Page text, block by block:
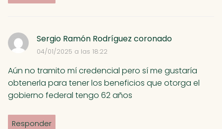
Sergio Ramón Rodríguez coronado
04/01/2025 a las 18:22
Aún no tramito mí credencial pero sí me gustaría
obtenerla para tener los beneficios que otorga el
gobierno federal tengo 62 años
Responder